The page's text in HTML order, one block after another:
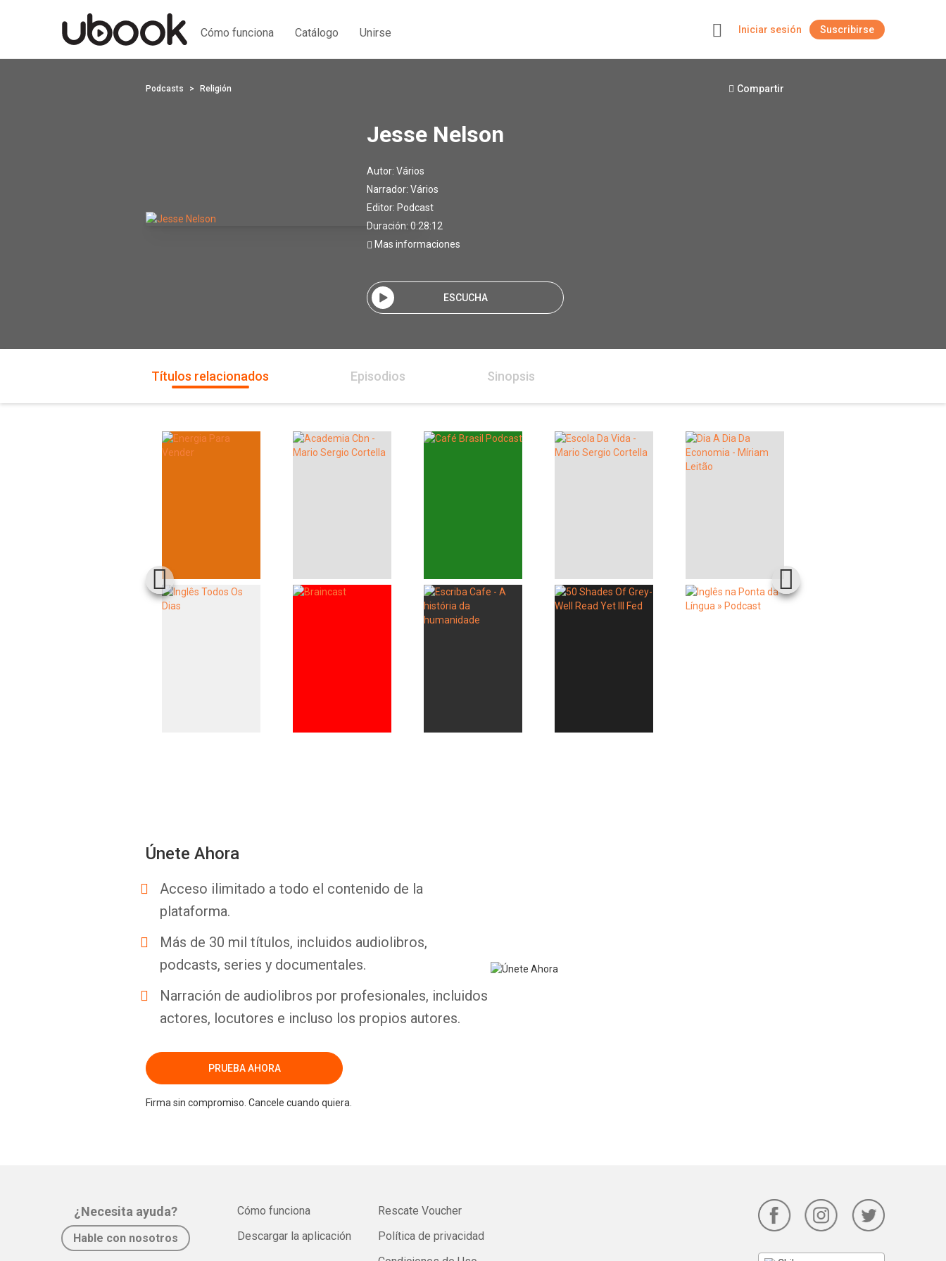
Cómo funciona Catálogo Unirse Iniciar sesión Suscribirse
Podcasts Religión Compartir
Jesse Nelson
Autor: Vários
Narrador: Vários
Editor: Podcast
Duración: 0:28:12
Mas informaciones
ESCUCHA
Títulos relacionados Episodios Sinopsis
Únete Ahora
Acceso ilimitado a todo el contenido de la
plataforma.
Más de 30 mil títulos, incluidos audiolibros,
podcasts, series y documentales.
Narración de audiolibros por profesionales, incluidos
actores, locutores e incluso los propios autores.
PRUEBA AHORA
Firma sin compromiso. Cancele cuando quiera.
¿Necesita ayuda?
Hable con nosotros
Cómo funciona
Descargar la aplicación
Rescate Voucher
Política de privacidad